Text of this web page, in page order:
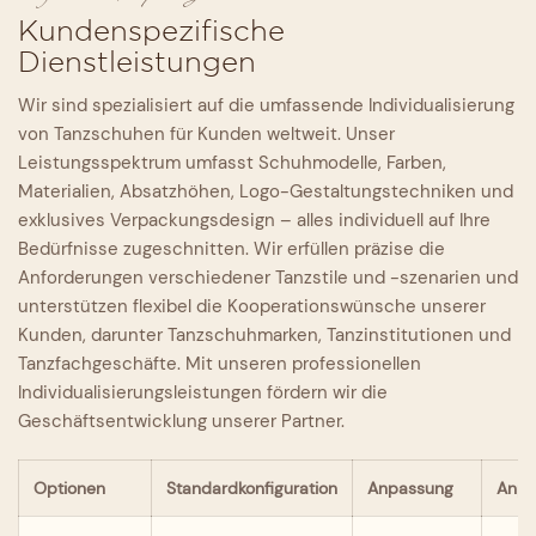
Qualitätskontrollsystem eingehalten, um den
grundlegenden Qualitätsstandard zu gewährleisten.
Kundenspezifische
Dienstleistungen
Wir sind spezialisiert auf die umfassende Individualisierung
von Tanzschuhen für Kunden weltweit. Unser
Leistungsspektrum umfasst Schuhmodelle, Farben,
Materialien, Absatzhöhen, Logo-Gestaltungstechniken und
exklusives Verpackungsdesign – alles individuell auf Ihre
Bedürfnisse zugeschnitten. Wir erfüllen präzise die
Anforderungen verschiedener Tanzstile und -szenarien und
unterstützen flexibel die Kooperationswünsche unserer
Kunden, darunter Tanzschuhmarken, Tanzinstitutionen und
Tanzfachgeschäfte. Mit unseren professionellen
Individualisierungsleistungen fördern wir die
Geschäftsentwicklung unserer Partner.
Optionen Standardkonfiguration Anpassung